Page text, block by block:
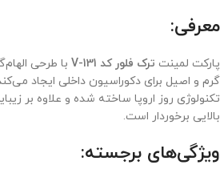
معرفی:
پارکت لمینت ترک فلور کد V-131
با طرحی
گرم و اصیل برای دکوراسیون داخلی ایجاد
تکنولوژی روز اروپا ساخته شده و علاوه بر
بالایی برخوردار است.
ویژگی‌های برجسته: